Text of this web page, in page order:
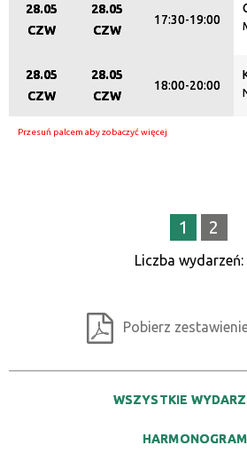
28.05
CZW
28.05
CZW
17:30-19:00
28.05
CZW
28.05
CZW
18:00-20:00
1 2
Liczba wydarzeń:
Pobierz
WSZYSTKIE
HARMONOGRAM